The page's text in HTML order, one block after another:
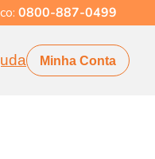
0800-887-0499
Minha Conta